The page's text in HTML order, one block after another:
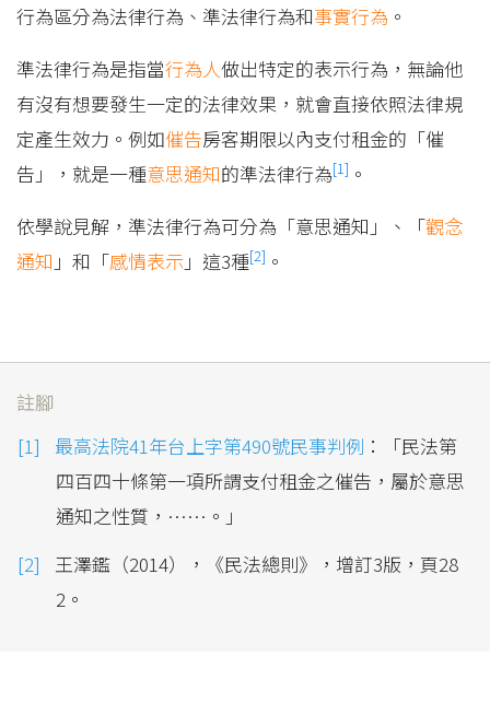
行為區分為法律行為、準法律行為和事實行為 。
準法律行為是指當行為人做出特定的表示行為，無論他
有沒有想要發生一定的法律效果，就會直接依照法律規
定產生效力。例如催告房客期限以內支付租金的「催
告」，就是一種意思通知的準法律行為[1] 。
依學說見解，準法律行為可分為「意思通知」、「觀念
通知 」和「感情表示 」這3種[2] 。
註腳
最高法院41年台上字第490號民事判例 ：「民法第
四百四十條第一項所謂支付租金之催告，屬於意思
通知之性質，……。」
王澤鑑（2014），《民法總則》，增訂3版，頁28
2。